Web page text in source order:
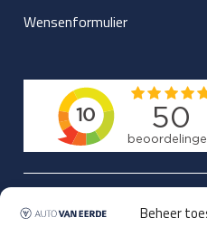
Beheer
Wensenformulier
Updates over nieuwbinnen-